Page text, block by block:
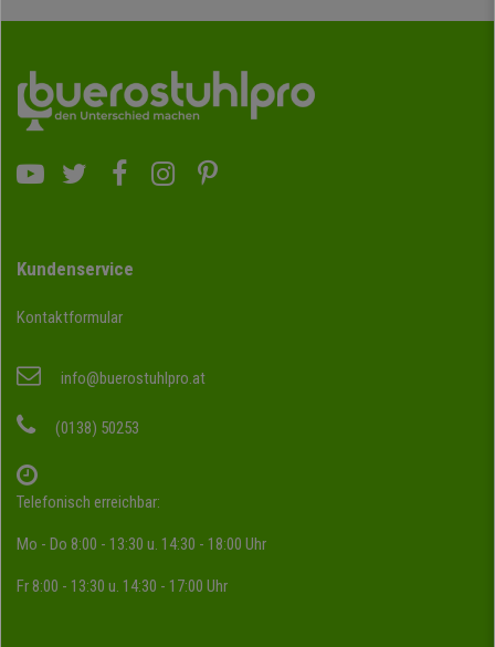
Kundenservice
Kontaktformular
info@buerostuhlpro.at
(0138) 50253
Telefonisch erreichbar:
Mo - Do 8:00 - 13:30 u. 14:30 - 18:00 Uhr
Fr 8:00 - 13:30 u. 14:30 - 17:00 Uhr